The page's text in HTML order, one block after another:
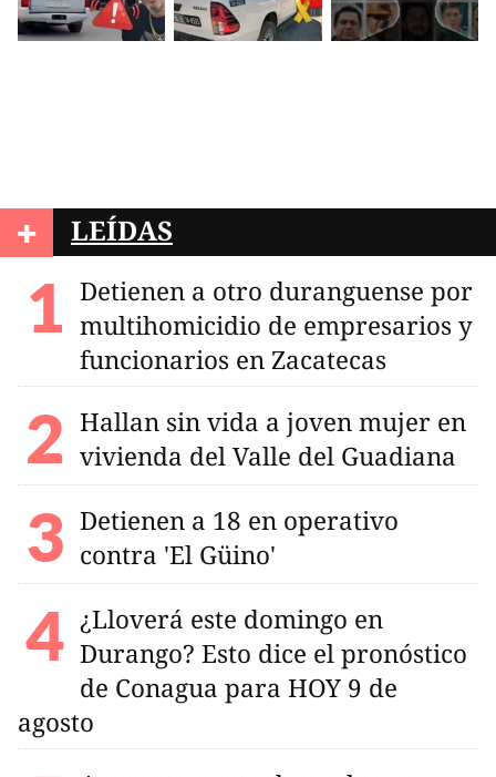
+ LEÍDAS
Detienen a otro duranguense por
multihomicidio de empresarios y
funcionarios en Zacatecas
Hallan sin vida a joven mujer en
vivienda del Valle del Guadiana
Detienen a 18 en operativo
contra 'El Güino'
¿Lloverá este domingo en
Durango? Esto dice el pronóstico
de Conagua para HOY 9 de
agosto